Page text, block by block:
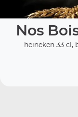
Nos
heineken 33 cl,